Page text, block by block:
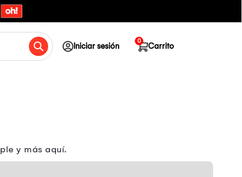
Iniciar sesión Carrito
0
y más aquí.